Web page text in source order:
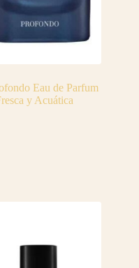
Eau de Parfum
y Acuática